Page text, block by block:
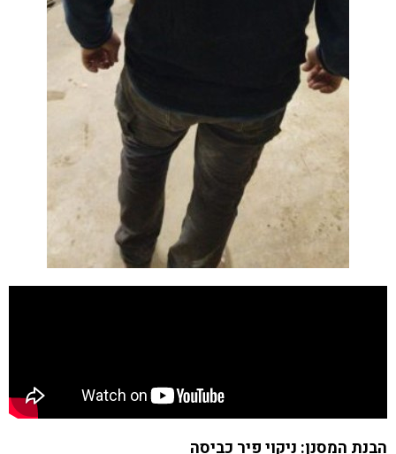
הבנת המסנן: ניקוי פיר כביסה